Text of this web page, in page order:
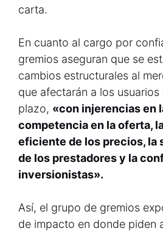
carta.
En cuanto al cargo por
gremios aseguran que se
cambios estructurales al
que afectarán a los usuarios
plazo, «con injerencias en
competencia en la oferta,
eficiente de los precios, la
de los prestadores y la
inversionistas».
Así, el grupo de gremios
de impacto en donde piden